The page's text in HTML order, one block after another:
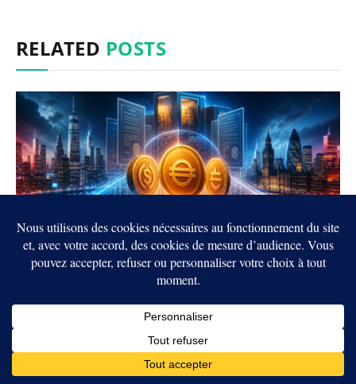
RELATED POSTS
veulent rapprocher leurs règles sur les